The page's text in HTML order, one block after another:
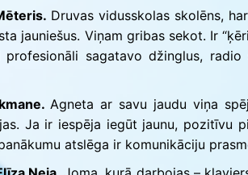
Druvas vidusskolas skolēns,
jauniešus. Viņam gribas sekot. Ir
profesionāli sagatavo džinglus,
Agneta ar savu jaudu viņa
Ja ir iespēja iegūt jaunu, pozitīvu
atslēga ir komunikāciju